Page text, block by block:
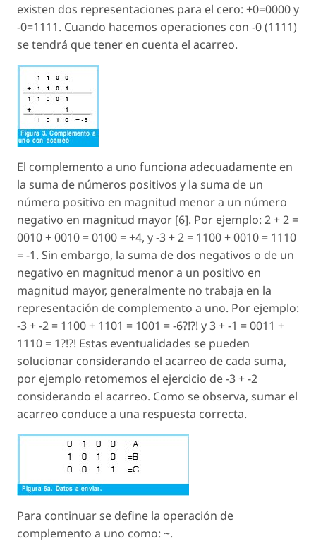
existen dos representaciones para el cero: +0=0000 y
-0=1111. Cuando hacemos operaciones con -0 (1111)
se tendrá que tener en cuenta el acarreo.
El complemento a uno funciona adecuadamente en
la suma de números positivos y la suma de un
número positivo en magnitud menor a un número
negativo en magnitud mayor [6]. Por ejemplo: 2 + 2 =
0010 + 0010 = 0100 = +4, y -3 + 2 = 1100 + 0010 = 1110
= -1. Sin embargo, la suma de dos negativos o de un
negativo en magnitud menor a un positivo en
magnitud mayor, generalmente no trabaja en la
representación de complemento a uno. Por ejemplo:
-3 + -2 = 1100 + 1101 = 1001 = -6?!?! y 3 + -1 = 0011 +
1110 = 1?!?! Estas eventualidades se pueden
solucionar considerando el acarreo de cada suma,
por ejemplo retomemos el ejercicio de -3 + -2
considerando el acarreo. Como se observa, sumar el
acarreo conduce a una respuesta correcta.
Para continuar se define la operación de
complemento a uno como: ~.